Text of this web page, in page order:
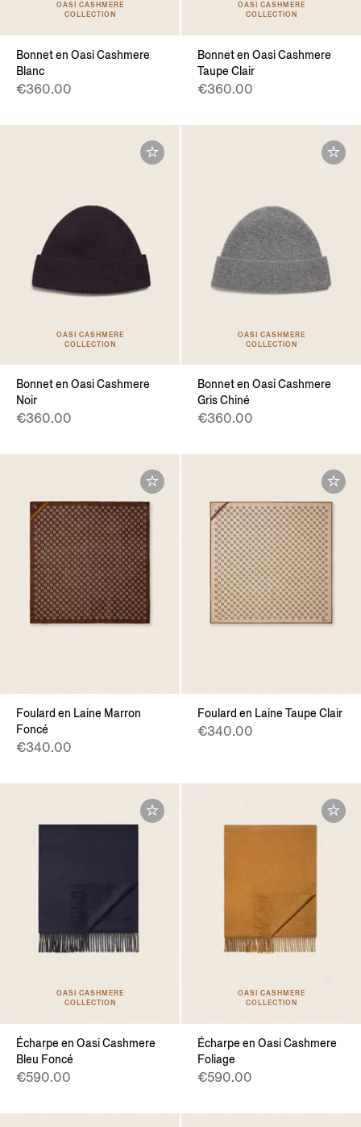
OASI CASHMERE
COLLECTION
Bonnet en Oasi Cashmere
Blanc
€360.00
OASI CASHMERE
COLLECTION
Bonnet en Oasi Cashmere
Taupe Clair
€360.00
OASI CASHMERE
COLLECTION
Bonnet en Oasi Cashmere
Noir
€360.00
OASI CASHMERE
COLLECTION
Bonnet en Oasi Cashmere
Gris Chiné
€360.00
Foulard en Laine Marron
Foncé
€340.00
Foulard en Laine Taupe Clair
€340.00
OASI CASHMERE
COLLECTION
Écharpe en Oasi Cashmere
Bleu Foncé
€590.00
OASI CASHMERE
COLLECTION
Écharpe en Oasi Cashmere
Foliage
€590.00